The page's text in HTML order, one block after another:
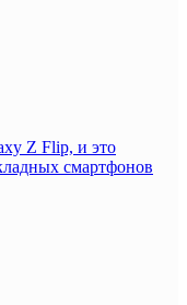
Z Flip, и это
смартфонов